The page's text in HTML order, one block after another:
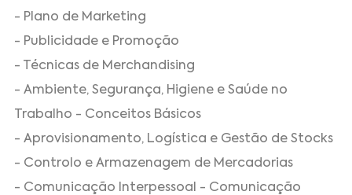
- Plano de Marketing
- Publicidade e Promoção
- Técnicas de Merchandising
- Ambiente, Segurança, Higiene e Saúde no
Trabalho - Conceitos Básicos
- Aprovisionamento, Logística e Gestão de Stocks
- Controlo e Armazenagem de Mercadorias
- Comunicação Interpessoal - Comunicação